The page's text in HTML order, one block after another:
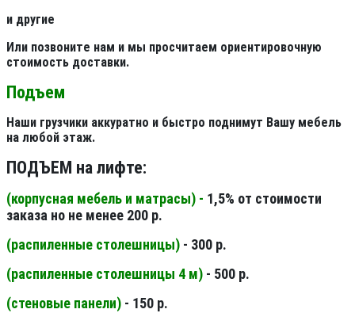
и другие
Или позвоните нам и мы просчитаем ориентировочную
стоимость доставки.
Подъем
Наши грузчики аккуратно и быстро поднимут Вашу мебель
на любой этаж.
ПОДЪЕМ на лифте:
(корпусная мебель и матрасы) - 1,5% от стоимости
заказа но не менее 200 р.
(распиленные столешницы) - 300 р.
(распиленные столешницы 4 м) - 500 р.
(стеновые панели) - 150 р.